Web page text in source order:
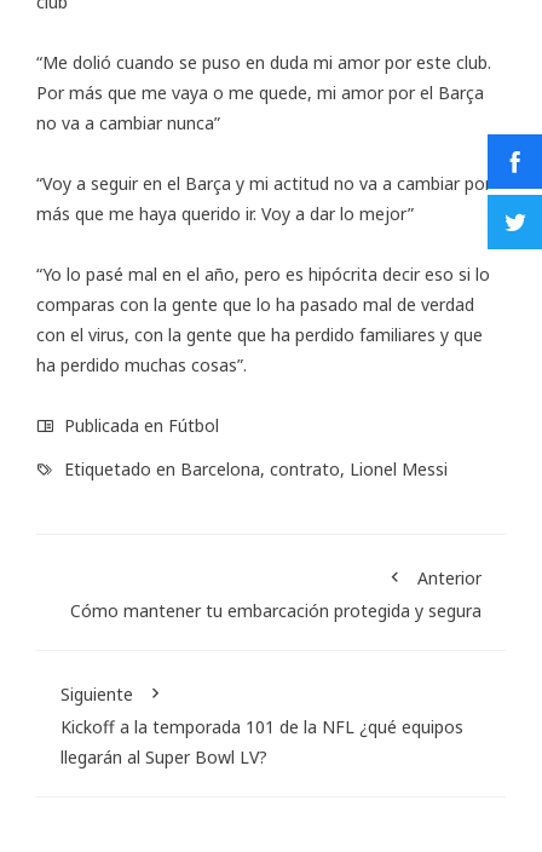
“Me dolió cuando se puso en duda mi amor por este club.
Por más que me vaya o me quede, mi amor por el Barça
no va a cambiar nunca”
“Voy a seguir en el Barça y mi actitud no va a cambiar por
más que me haya querido ir. Voy a dar lo mejor”
“Yo lo pasé mal en el año, pero es hipócrita decir eso si lo
comparas con la gente que lo ha pasado mal de verdad
con el virus, con la gente que ha perdido familiares y que
ha perdido muchas cosas”.
Publicada en Fútbol
Etiquetado en Barcelona, contrato, Lionel Messi
Anterior
Cómo mantener tu embarcación protegida y segura
Siguiente
Kickoff a la temporada 101 de la NFL ¿qué equipos
llegarán al Super Bowl LV?